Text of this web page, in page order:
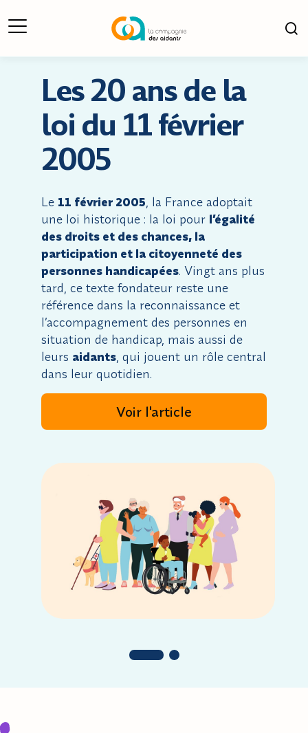
Ouverture du Menu
Les 20 ans de la
loi du 11 février
2005
Le 11 février 2005, la France adoptait
une loi historique : la loi pour l’égalité
des droits et des chances, la
participation et la citoyenneté des
personnes handicapées. Vingt ans plus
tard, ce texte fondateur reste une
référence dans la reconnaissance et
l’accompagnement des personnes en
situation de handicap, mais aussi de
leurs aidants, qui jouent un rôle central
dans leur quotidien.
Voir l'article